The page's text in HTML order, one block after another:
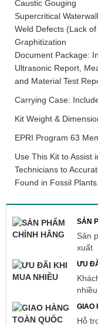
Caustic Gouging
Supercritical
Weld Defects (Lack
Graphitization
Document Package:
Ultrasonic Report,
and Material Test
Carrying Case:
Kit Weight &
EPRI Program 63
Use This Kit to Assist
Technicians to
Found in Fossil Plants.
SẢN
Sản
xuất
ƯU
GIAO
Hỗ